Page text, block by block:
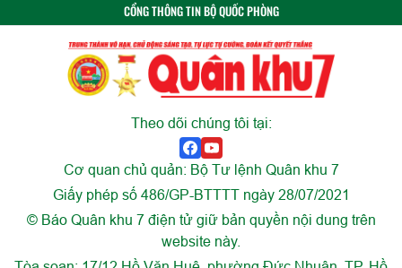
CỔNG THÔNG TIN BỘ QUỐC PHÒNG
Theo dõi chúng tôi tại:
Cơ quan chủ quản: Bộ Tư lệnh Quân khu 7
Giấy phép số 486/GP-BTTTT ngày 28/07/2021
© Báo Quân khu 7 điện tử giữ bản quyền nội dung trên
website này.